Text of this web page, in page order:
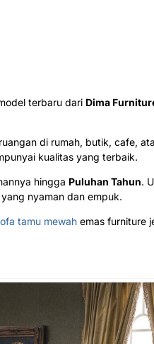
terbaru dari Dima
di rumah, butik, cafe,
kualitas yang terbaik.
hingga Puluhan Tahun.
nyaman dan empuk.
tamu mewah emas furniture